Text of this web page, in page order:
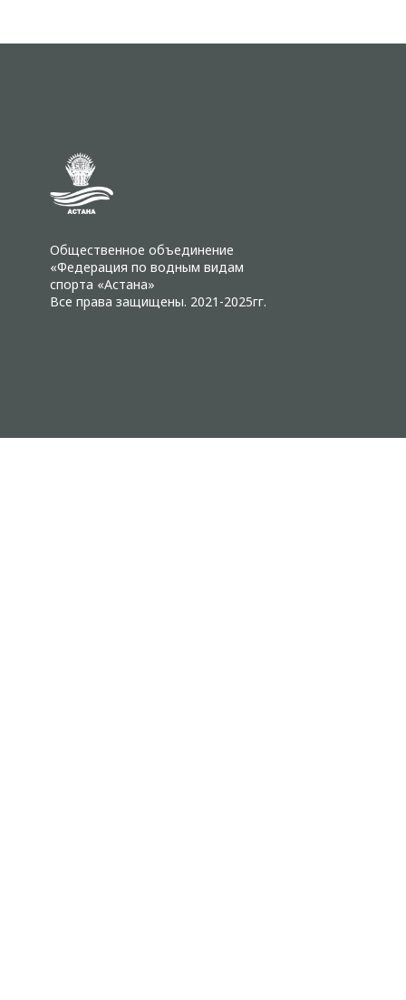
Общественное объединение
«Федерация по водным видам
спорта «Астана»
Все права защищены. 2021-2025гг.